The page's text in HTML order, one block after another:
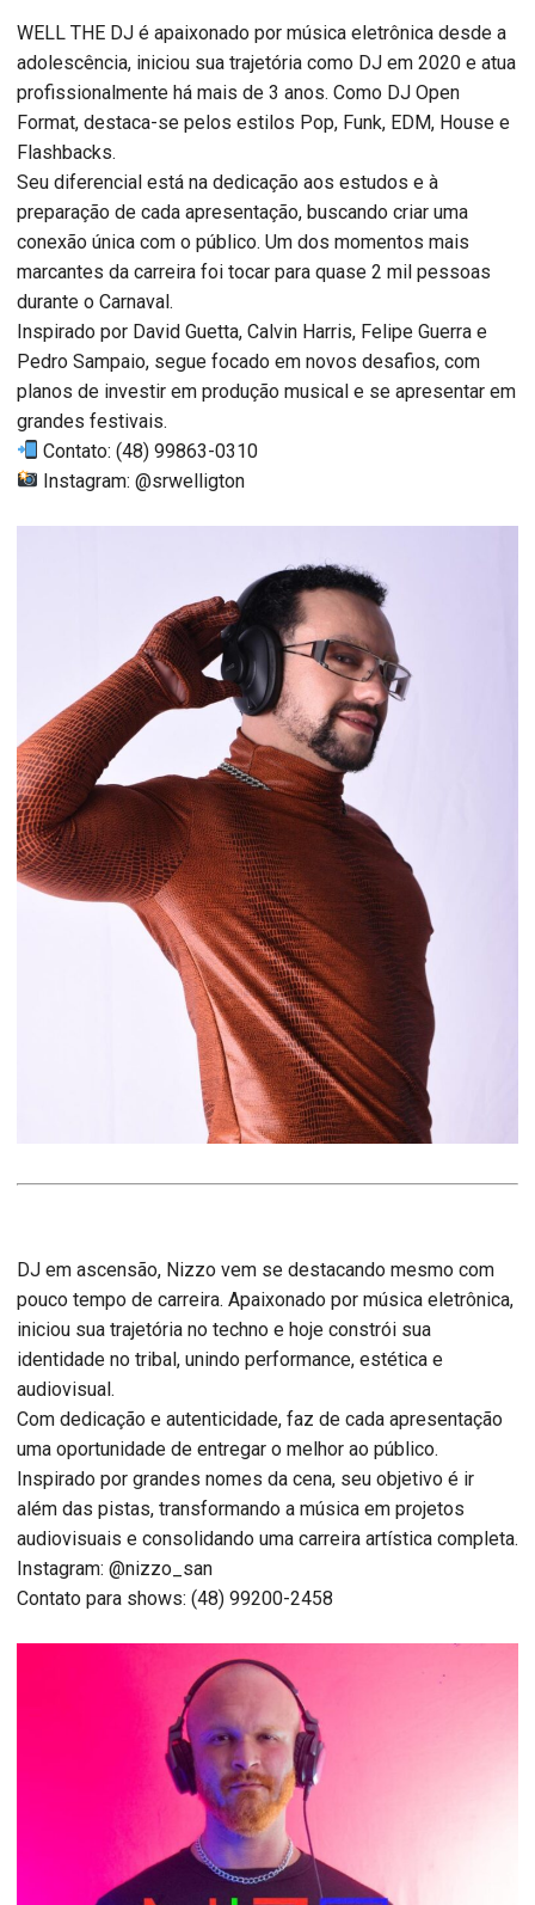
WELL THE DJ é apaixonado por música eletrônica desde a
adolescência, iniciou sua trajetória como DJ em 2020 e atua
profissionalmente há mais de 3 anos. Como DJ Open
Format, destaca-se pelos estilos Pop, Funk, EDM, House e
Flashbacks.
Seu diferencial está na dedicação aos estudos e à
preparação de cada apresentação, buscando criar uma
conexão única com o público. Um dos momentos mais
marcantes da carreira foi tocar para quase 2 mil pessoas
durante o Carnaval.
Inspirado por David Guetta, Calvin Harris, Felipe Guerra e
Pedro Sampaio, segue focado em novos desafios, com
planos de investir em produção musical e se apresentar em
grandes festivais.
Contato: (48) 99863-0310
Instagram: @srwelligton
DJ em ascensão, Nizzo vem se destacando mesmo com
pouco tempo de carreira. Apaixonado por música eletrônica,
iniciou sua trajetória no techno e hoje constrói sua
identidade no tribal, unindo performance, estética e
audiovisual.
Com dedicação e autenticidade, faz de cada apresentação
uma oportunidade de entregar o melhor ao público.
Inspirado por grandes nomes da cena, seu objetivo é ir
além das pistas, transformando a música em projetos
audiovisuais e consolidando uma carreira artística completa.
Instagram: @nizzo_san
Contato para shows: (48) 99200-2458